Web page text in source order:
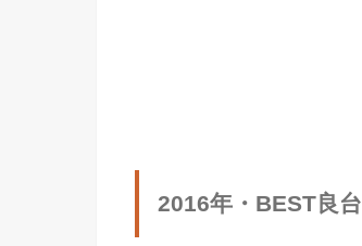
2016年・BEST良台